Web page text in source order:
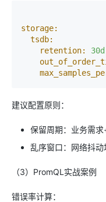
storage:
tsdb:
retention:
30d
建议配置原则：
保留周期：业务需
乱序窗口：网络抖
（3）PromQL实战案例
错误率计算：